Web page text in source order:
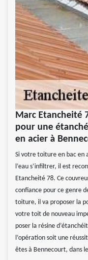
Marc Etancheité
pour une
en acier à
Si votre toiture en bac en
l’eau s’infiltrer, il est
Etancheité 78. Ce
confiance pour ce genre
toiture, il va proposer la
votre toit de nouveau
poser la résine
l’opération soit une
êtes à Bennecourt, dans